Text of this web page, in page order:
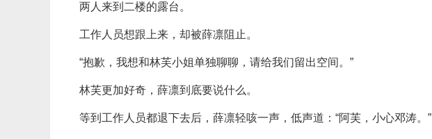
两人来到二楼的露台。
工作人员想跟上来，却被薛凛阻止。
“抱歉，我想和林芙小姐单独聊聊，请给我们留出空间。”
林芙更加好奇，薛凛到底要说什么。
等到工作人员都退下去后，薛凛轻咳一声，低声道：“阿芙，小心邓涛。”